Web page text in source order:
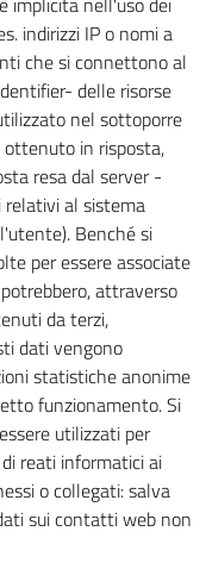
indirizzi IP o nomi a
che si connettono al
delle risorse
nel sottoporre
ottenuto in risposta,
resa dal server -
relativi al sistema
Benché si
per essere associate
attraverso
da terzi,
dati vengono
statistiche anonime
funzionamento. Si
utilizzati per
reati informatici ai
o collegati: salva
sui contatti web non